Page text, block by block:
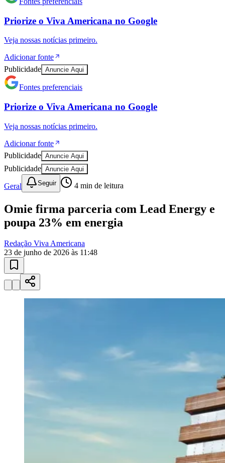
Vitória
Priorize o Viva Americana no Google
Veja nossas notícias primeiro.
Adicionar fonte
Publicidade Anuncie Aqui
Fontes preferenciais
Priorize o Viva Americana no Google
Veja nossas notícias primeiro.
Adicionar fonte
Publicidade Anuncie Aqui
Publicidade Anuncie Aqui
Geral Seguir 4 min de leitura
Omie firma parceria com Lead Energy e
poupa 23% em energia
Redação Viva Americana
23 de junho de 2026 às 11:48